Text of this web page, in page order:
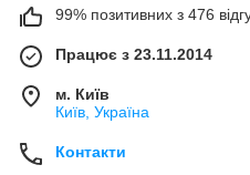
99% позитивних з 476
Працює з 23.11.2014
м. Київ
Київ, Україна
Контакти